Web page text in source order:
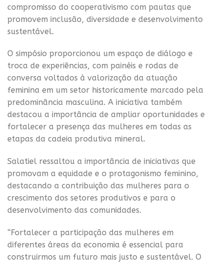
compromisso do cooperativismo com pautas que
promovem inclusão, diversidade e desenvolvimento
sustentável.
O simpósio proporcionou um espaço de diálogo e
troca de experiências, com painéis e rodas de
conversa voltados à valorização da atuação
feminina em um setor historicamente marcado pela
predominância masculina. A iniciativa também
destacou a importância de ampliar oportunidades e
fortalecer a presença das mulheres em todas as
etapas da cadeia produtiva mineral.
Salatiel ressaltou a importância de iniciativas que
promovam a equidade e o protagonismo feminino,
destacando a contribuição das mulheres para o
crescimento dos setores produtivos e para o
desenvolvimento das comunidades.
“Fortalecer a participação das mulheres em
diferentes áreas da economia é essencial para
construirmos um futuro mais justo e sustentável. O